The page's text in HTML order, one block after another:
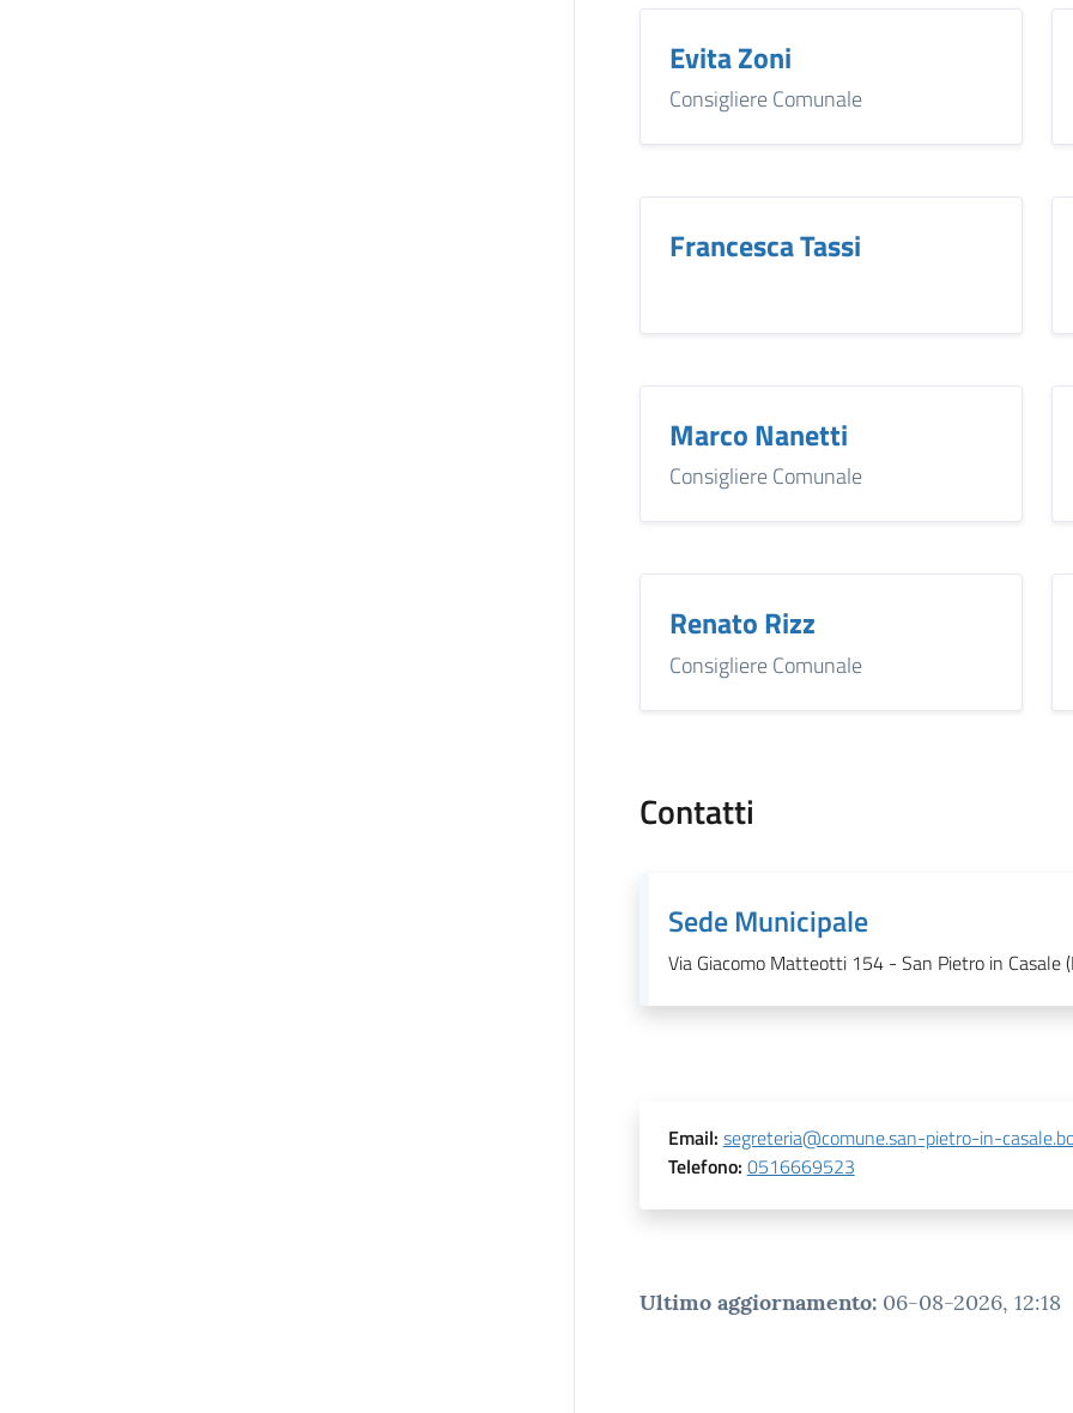
Evita Zoni
Consigliere Comunale
Francesca Tassi
Marco Nanetti
Consigliere Comunale
Renato Rizz
Consigliere Comunale
Contatti
Sede Municipale
Via Giacomo Matteotti 154 - San Pietro in Casale
Email: segreteria@comune.san-pietro-in-
Telefono: 0516669523
Ultimo aggiornamento: 06-08-2026, 12:18